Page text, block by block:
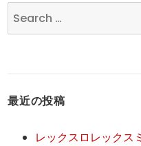
Search
for:
最近の投稿
レックスロレックス